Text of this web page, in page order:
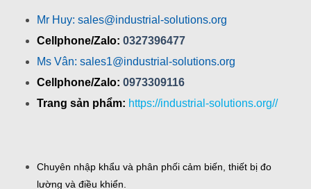
Mr Huy: sales@industrial-solutions.org
Cellphone/Zalo: 0327396477
Ms Vân: sales1@industrial-solutions.org
Cellphone/Zalo: 0973309116
Trang sản phẩm: https://industrial-solutions.org//
Chuyên nhập khẩu và phân phối cảm biến, thiết bị đo
lường và điều khiển.